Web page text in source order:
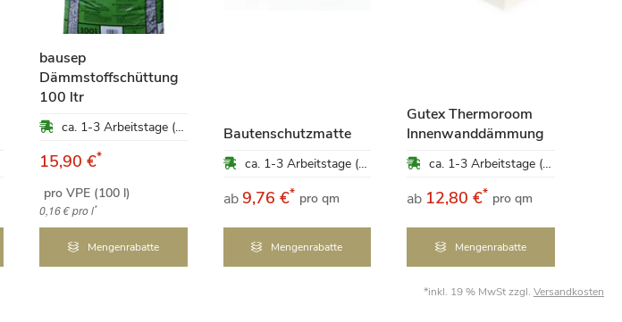
bausep
Dämmstoffschüttung
100 ltr
ca. 1-3 Arbeitstage (Mo-Fr)
15,90 €*
pro VPE (100 l)
0,16 €pro l*
Mengenrabatte
Bautenschutzmatte
ca. 1-3 Arbeitstage (Mo-Fr)
ab 9,76 €* pro qm
Mengenrabatte
Gutex Thermoroom
Innenwanddämmung
ca. 1-3 Arbeitstage (Mo-Fr)
ab 12,80 €* pro qm
Mengenrabatte
*inkl. 19 % MwSt zzgl. Versandkosten